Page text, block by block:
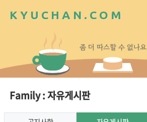
K Y U C H A N . C O M
좀 더 따스할 수 없나요
Family : 자유게시판